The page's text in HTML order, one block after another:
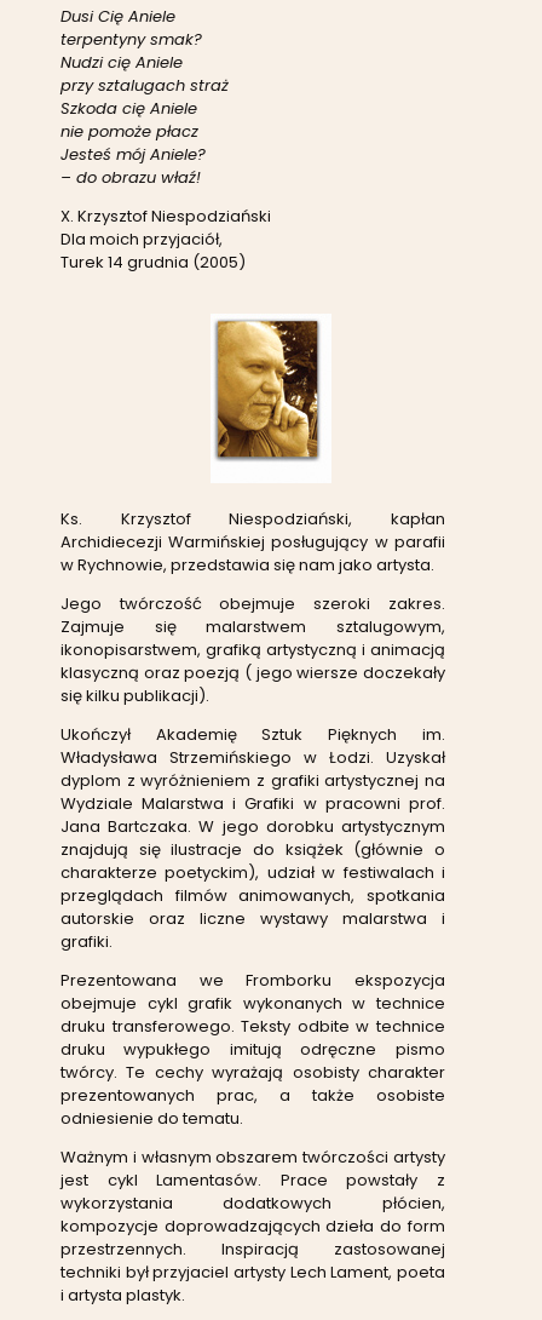
Dusi Cię Aniele
terpentyny smak?
Nudzi cię Aniele
przy sztalugach straż
Szkoda cię Aniele
nie pomoże płacz
Jesteś mój Aniele?
– do obrazu właź!
X. Krzysztof Niespodziański
Dla moich przyjaciół,
Turek 14 grudnia (2005)
Ks. Krzysztof Niespodziański, kapłan
Archidiecezji Warmińskiej posługujący w parafii
w Rychnowie, przedstawia się nam jako artysta.
Jego twórczość obejmuje szeroki zakres.
Zajmuje się malarstwem sztalugowym,
ikonopisarstwem, grafiką artystyczną i animacją
klasyczną oraz poezją ( jego wiersze doczekały
się kilku publikacji).
Ukończył Akademię Sztuk Pięknych im.
Władysława Strzemińskiego w Łodzi. Uzyskał
dyplom z wyróżnieniem z grafiki artystycznej na
Wydziale Malarstwa i Grafiki w pracowni prof.
Jana Bartczaka. W jego dorobku artystycznym
znajdują się ilustracje do książek (głównie o
charakterze poetyckim), udział w festiwalach i
przeglądach filmów animowanych, spotkania
autorskie oraz liczne wystawy malarstwa i
grafiki.
Prezentowana we Fromborku ekspozycja
obejmuje cykl grafik wykonanych w technice
druku transferowego. Teksty odbite w technice
druku wypukłego imitują odręczne pismo
twórcy. Te cechy wyrażają osobisty charakter
prezentowanych prac, a także osobiste
odniesienie do tematu.
Ważnym i własnym obszarem twórczości artysty
jest cykl Lamentasów. Prace powstały z
wykorzystania dodatkowych płócien,
kompozycje doprowadzających dzieła do form
przestrzennych. Inspiracją zastosowanej
techniki był przyjaciel artysty Lech Lament, poeta
i artysta plastyk.